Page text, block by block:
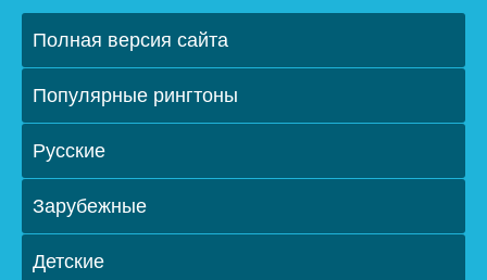
Полная версия сайта
Популярные рингтоны
Русские
Зарубежные
Детские